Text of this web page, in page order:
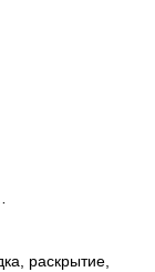
раскрытие,